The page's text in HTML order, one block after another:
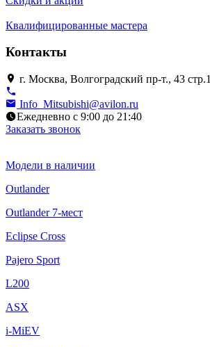
Квалифицированные мастера
Контакты
г. Москва, Волгоградский пр-т., 43 стр.1
Info_Mitsubishi@avilon.ru
Ежедневно с 9:00 до 21:40
Заказать звонок
Модели в наличии
Outlander
Outlander 7-мест
Eclipse Cross
Pajero Sport
L200
ASX
i-MiEV